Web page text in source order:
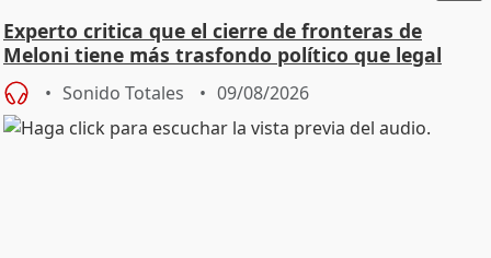
Experto critica que el cierre de fronteras de
Meloni tiene más trasfondo político que legal
Sonido Totales 09/08/2026